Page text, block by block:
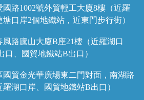
路1002號外貿輕工大廈8樓（近羅
口岸2個地鐵站，近東門步行街）
路廬山大廈B座21樓（近羅湖口
口、國貿地鐵站B出口）
貿金光華廣場東二門對面，南湖路
湖口岸、國貿地鐵站B出口）